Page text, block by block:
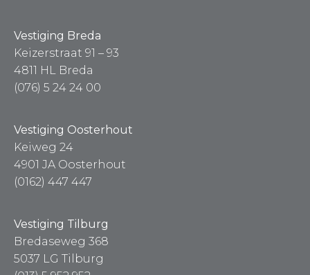
Vestiging Breda
Keizerstraat 91 – 93
4811 HL Breda
(076) 5 24 24 00
Vestiging Oosterhout
Keiweg 24
4901 JA Oosterhout
(0162) 447 447
Vestiging Tilburg
Bredaseweg 368
5037 LG Tilburg